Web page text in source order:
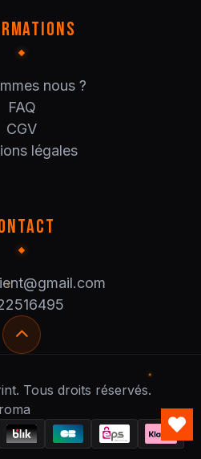
nous ?
FAQ
CGV
légales
Tous droits réservés.